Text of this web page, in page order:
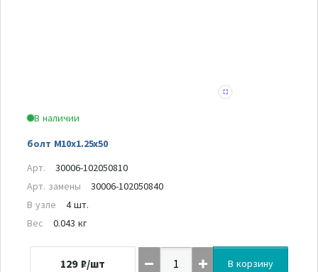
В наличии
болт M10x1.25x50
Арт.
30006-102050810
Арт. замены
30006-102050840
В узле
4 шт.
Вес
0.043 кг
129 ₽/шт В корзину